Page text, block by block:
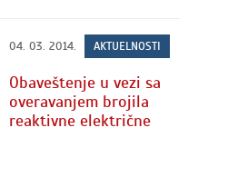
04. 03. 2014. AKTUELNOSTI
Obaveštenje u vezi sa
overavanjem brojila
reaktivne električne